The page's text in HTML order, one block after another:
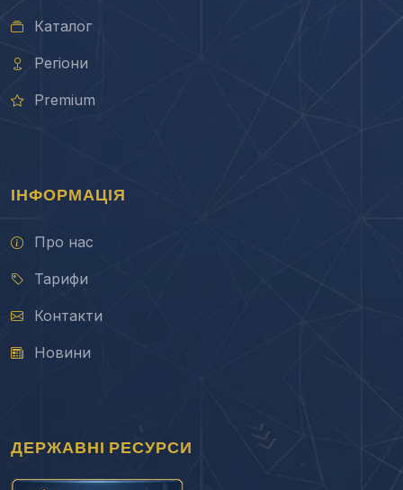
Каталог
Регіони
Premium
ІНФОРМАЦІЯ
Про нас
Тарифи
Контакти
Новини
ДЕРЖАВНІ РЕСУРСИ